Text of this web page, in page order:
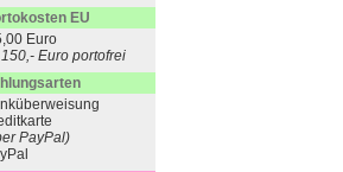
EU
Euro
Euro portofrei
PayPal)